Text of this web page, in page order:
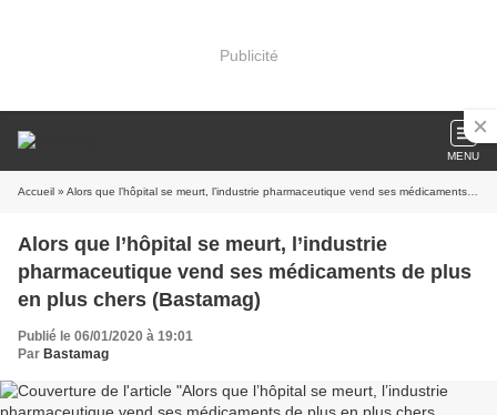
Publicité
MENU
Accueil » Alors que l’hôpital se meurt, l’industrie pharmaceutique vend ses médicaments de plus en plus chers (Bastamag)
Alors que l’hôpital se meurt, l’industrie
pharmaceutique vend ses médicaments de plus
en plus chers (Bastamag)
Publié le 06/01/2020 à 19:01
Par Bastamag